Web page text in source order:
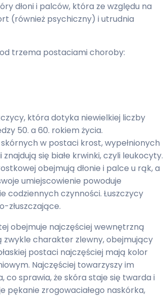
dłoni i palców, która ze względu na
(również psychiczny) i utrudnia
trzema postaciami choroby:
która dotyka niewielkiej liczby
50. a 60. rokiem życia.
w postaci krost, wypełnionych
się białe krwinki, czyli leukocyty.
obejmują dłonie i palce u rąk, a
umiejscowienie powoduje
codziennych czynności. Łuszczycy
złuszczające.
obejmuje najczęściej wewnętrzną
zwykle charakter zlewny, obejmujący
postaci najczęściej mają kolor
Najczęściej towarzyszy im
co sprawia, że skóra staje się twarda i
pękanie zrogowaciałego naskórka,